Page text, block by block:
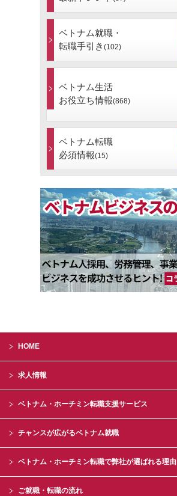
ベトナム就職・
転職手引き (102)
ベトナム生活
お役立ち情報(868)
ベトナム転職
必須情報(15)
HOME
求人情報
ベトナム・ホーチミン転職支援サービス
チャンスが広がるベトナム就職
ベトナム・ホーチミン転職で弊社が選ばれる理由
ご就職・転職の流れ